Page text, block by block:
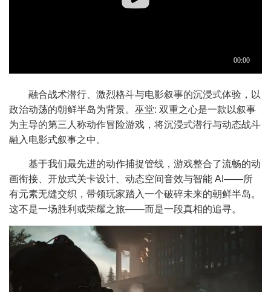
融合战术潜行、激烈格斗与电影叙事的沉浸式体验，以
政治动荡的朝鲜半岛为背景。巫堂: 双重之心是一款以叙事
为主导的第三人称动作冒险游戏，将沉浸式潜行与动态战斗
融入电影式叙事之中。
基于我们最先进的动作捕捉管线，游戏整合了流畅的动
画衔接、开放式关卡设计、动态空间音效与智能 AI——所
有元素无缝交织，带领玩家踏入一个破碎未来的朝鲜半岛。
这不是一场胜利或荣耀之旅——而是一段真相的追寻。